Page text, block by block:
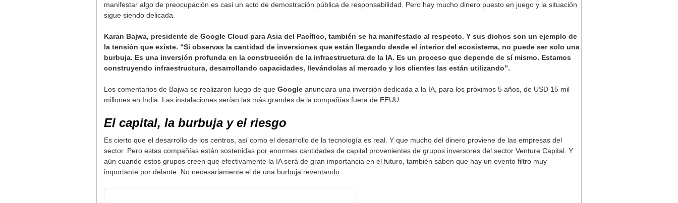
manifestar algo de preocupación es casi un acto de demostración pública de responsabilidad. Pero hay mucho dinero puesto en juego y la situación
sigue siendo delicada.
Karan Bajwa, presidente de Google Cloud para Asia del Pacífico, también se ha manifestado al respecto. Y sus dichos son un ejemplo de
la tensión que existe. “Si observas la cantidad de inversiones que están llegando desde el interior del ecosistema, no puede ser solo una
burbuja. Es una inversión profunda en la construcción de la infraestructura de la IA. Es un proceso que depende de sí mismo. Estamos
construyendo infraestructura, desarrollando capacidades, llevándolas al mercado y los clientes las están utilizando”.
Los comentarios de Bajwa se realizaron luego de que Google anunciara una inversión dedicada a la IA, para los próximos 5 años, de USD 15 mil
millones en India. Las instalaciones serían las más grandes de la compañías fuera de EEUU.
El capital, la burbuja y el riesgo
Es cierto que el desarrollo de los centros, así como el desarrollo de la tecnología es real. Y que mucho del dinero proviene de las empresas del
sector. Pero estas compañías están sostenidas por enormes cantidades de capital provenientes de grupos inversores del sector Venture Capital. Y
aún cuando estos grupos creen que efectivamente la IA será de gran importancia en el futuro, también saben que hay un evento filtro muy
importante por delante. No necesariamente el de una burbuja reventando.